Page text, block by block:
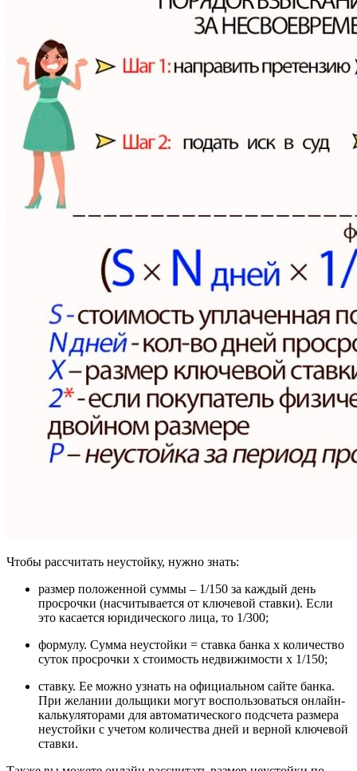
Чтобы рассчитать неустойку, нужно знать:
размер положенной суммы – 1/150 за каждый день
просрочки (насчитывается от ключевой ставки). Если
это касается юридического лица, то 1/300;
формулу. Сумма неустойки = ставка банка х количество
суток просрочки х стоимость недвижимости х 1/150;
ставку. Ее можно узнать на официальном сайте банка.
При желании дольщики могут воспользоваться онлайн-
калькуляторами для автоматического подсчета размера
неустойки с учетом количества дней и верной ключевой
ставки.